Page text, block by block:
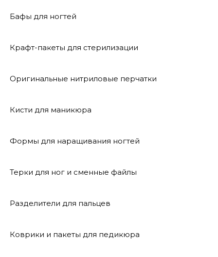
Бафы для ногтей
Крафт-пакеты для стерилизации
Оригинальные нитриловые перчатки
Кисти для маникюра
Формы для наращивания ногтей
Терки для ног и сменные файлы
Разделители для пальцев
Коврики и пакеты для педикюра